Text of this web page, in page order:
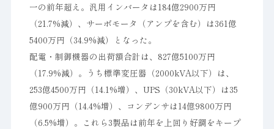
一の前年超え。汎用インバータは184億2900万円
（21.7%減）、サーボモータ（アンプを含む）は361億
5400万円（34.9%減）となった。
配電・制御機器の出荷額合計は、827億5100万円
（17.9%減）。うち標準変圧器（2000kVA以下）は、
253億4500万円（14.1%増）、UPS（30kVA以下）は35
億900万円（14.4%増）、コンデンサは14億9800万円
（6.5%増）。これら3製品は前年を上回り好調をキープ